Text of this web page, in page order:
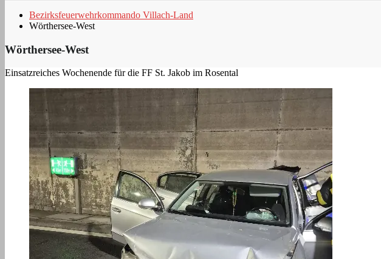
Bezirksfeuerwehrkommando Villach-Land
Wörthersee-West
Wörthersee-West
Einsatzreiches Wochenende für die FF St. Jakob im Rosental